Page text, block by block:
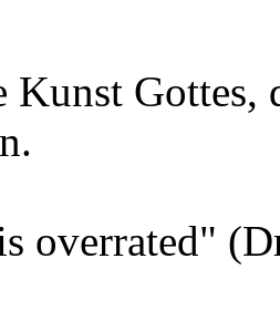
Gottes,
overrated"